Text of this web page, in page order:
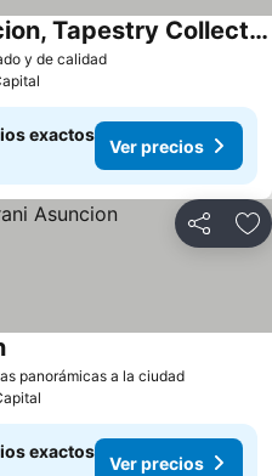
y de calidad
Palmaroga Hotel Asuncion, Tapestry Collection by Hilton
exactos
Ver precios
Compartir
panorámicas a la ciudad
exactos
Ver precios